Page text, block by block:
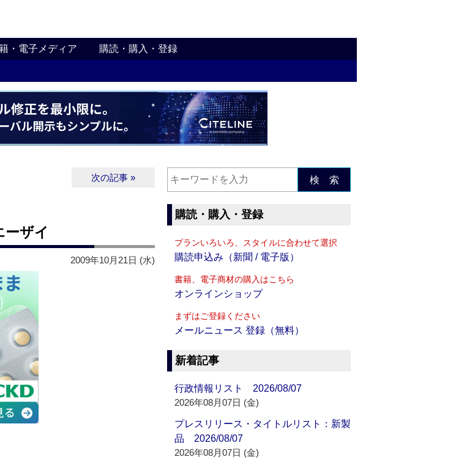
・電子メディア 購読・購入・登録
次の記事 »
ーザイ
2009年10月21日 (水)
検 索
購読・購入・登録
プランいろいろ、スタイルに合わせて選択
購読申込み（新聞 / 電子版）
書籍、電子商材の購入はこちら
オンラインショップ
まずはご登録ください
メールニュース 登録（無料）
新着記事
行政情報リスト 2026/08/07
2026年08月07日 (金)
プレスリリース・タイトルリスト：新製
品 2026/08/07
2026年08月07日 (金)